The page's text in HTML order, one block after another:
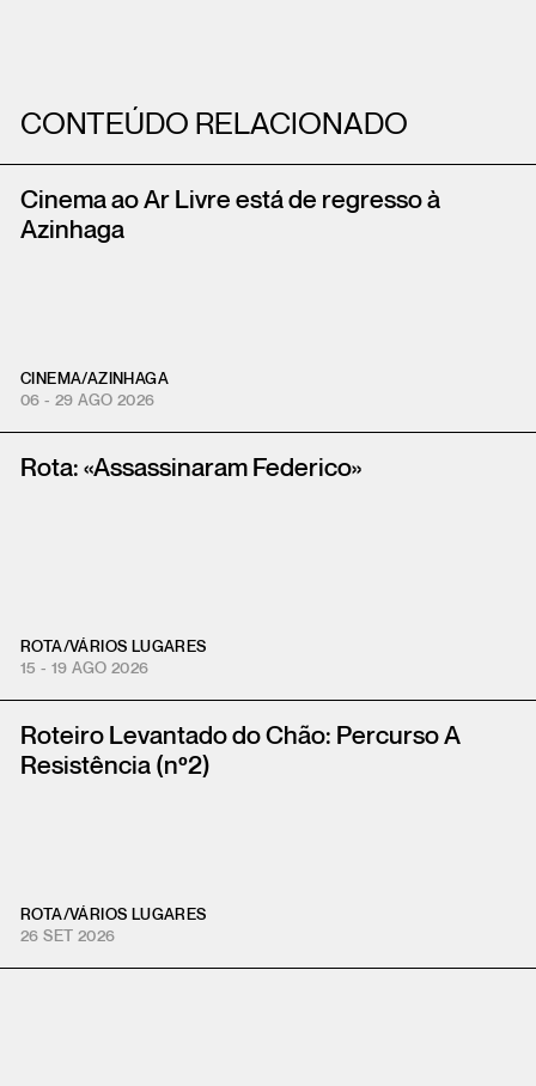
CONTEÚDO RELACIONADO
Cinema ao Ar Livre está de regresso à
Azinhaga
CINEMA/AZINHAGA
06 - 29 AGO 2026
Rota: «Assassinaram Federico»
ROTA/VÁRIOS LUGARES
15 - 19 AGO 2026
Roteiro Levantado do Chão: Percurso A
Resistência (nº2)
ROTA/VÁRIOS LUGARES
26 SET 2026